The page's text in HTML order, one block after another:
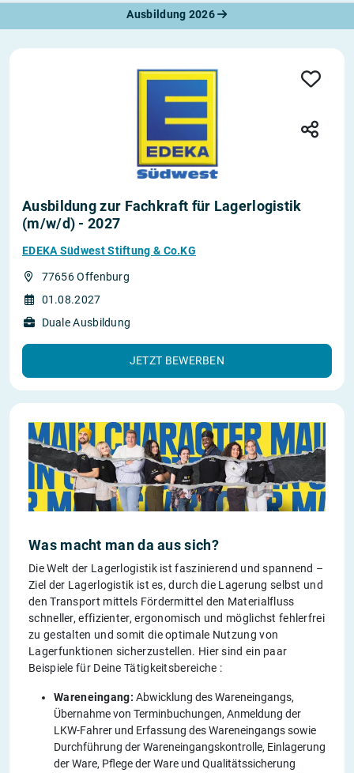
Ausbildung 2026
Ausbildung zur Fachkraft für Lagerlogistik
(m/w/d) - 2027
EDEKA Südwest Stiftung & Co.KG
77656 Offenburg
01.08.2027
Duale Ausbildung
JETZT BEWERBEN
Was macht man da aus sich?
Die Welt der Lagerlogistik ist faszinierend und spannend –
Ziel der Lagerlogistik ist es, durch die Lagerung selbst und
den Transport mittels Fördermittel den Materialfluss
schneller, effizienter, ergonomisch und möglichst fehlerfrei
zu gestalten und somit die optimale Nutzung von
Lagerfunktionen sicherzustellen. Hier sind ein paar
Beispiele für Deine Tätigkeitsbereiche :
Wareneingang: Abwicklung des Wareneingangs,
Übernahme von Terminbuchungen, Anmeldung der
LKW-Fahrer und Erfassung des Wareneingangs sowie
Durchführung der Wareneingangskontrolle, Einlagerung
der Ware, Pflege der Ware und Qualitätssicherung